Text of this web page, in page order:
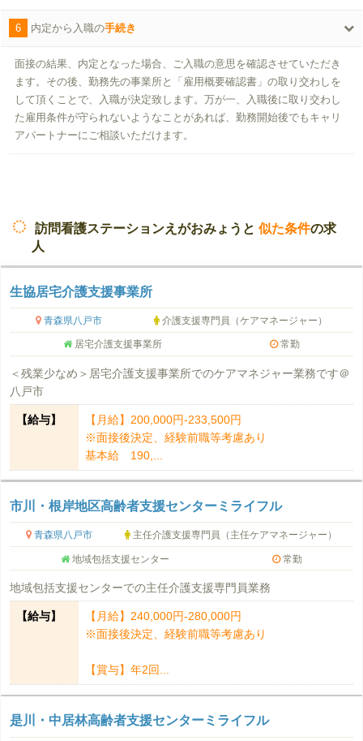
6 内定から入職の手続き
面接の結果、内定となった場合、ご入職の意思を確認させていただき
ます。その後、勤務先の事業所と「雇用概要確認書」の取り交わしを
して頂くことで、入職が決定致します。万が一、入職後に取り交わし
た雇用条件が守られないようなことがあれば、勤務開始後でもキャリ
アパートナーにご相談いただけます。
訪問看護ステーションえがおみょうと 似た条件の求
人
生協居宅介護支援事業所
青森県八戸市 介護支援専門員（ケアマネージャー）
居宅介護支援事業所 常勤
＜残業少なめ＞居宅介護支援事業所でのケアマネジャー業務です＠
八戸市
【給与】
【月給】200,000円-233,500円
※面接後決定、経験前職等考慮あり
基本給 190,...
市川・根岸地区高齢者支援センターミライフル
青森県八戸市 主任介護支援専門員（主任ケアマネージャー）
地域包括支援センター 常勤
地域包括支援センターでの主任介護支援専門員業務
【給与】
【月給】240,000円-280,000円
※面接後決定、経験前職等考慮あり
【賞与】年2回...
是川・中居林高齢者支援センターミライフル